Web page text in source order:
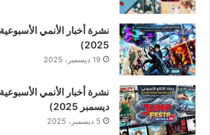
2025)
19 ديسمبر، 2025
ديسمبر 2025)
5 ديسمبر، 2025